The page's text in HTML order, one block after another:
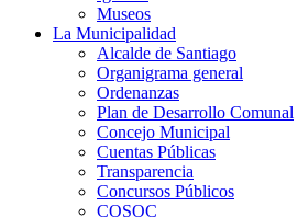
Museos
La Municipalidad
Alcalde de Santiago
Organigrama general
Ordenanzas
Plan de Desarrollo Comunal
Concejo Municipal
Cuentas Públicas
Transparencia
Concursos Públicos
COSOC